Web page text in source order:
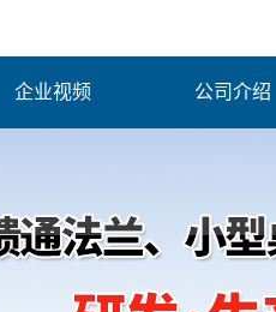
企业视频 公司介绍